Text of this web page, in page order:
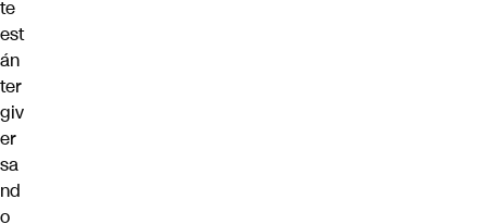
te
est
án
ter
giv
er
sa
nd
o